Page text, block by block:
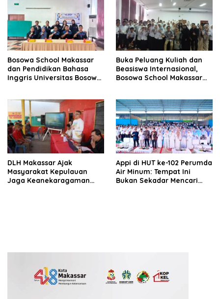
Bosowa School Makassar
dan Pendidikan Bahasa
Inggris Universitas Bosowa
Buka Peluang Kuliah dan
Beasiswa Internasional,
Bosowa School Makassar
DLH Makassar Ajak
Masyarakat Kepulauan
Jaga Keanekaragaman
Appi di HUT ke-102 Perumda
Air Minum: Tempat Ini
Bukan Sekadar Mencari